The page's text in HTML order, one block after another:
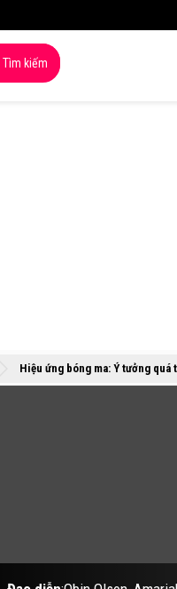
Tìm kiếm
Hiệu ứng bóng ma: Ý tưởng quá